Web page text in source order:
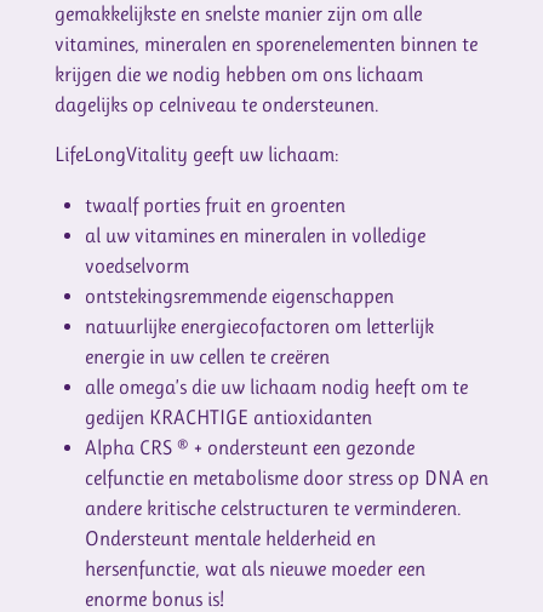
gemakkelijkste en snelste manier zijn om alle
vitamines, mineralen en sporenelementen binnen te
krijgen die we nodig hebben om ons lichaam
dagelijks op celniveau te ondersteunen.
LifeLongVitality geeft uw lichaam:
twaalf porties fruit en groenten
al uw vitamines en mineralen in volledige
voedselvorm
ontstekingsremmende eigenschappen
natuurlijke energiecofactoren om letterlijk
energie in uw cellen te creëren
alle omega’s die uw lichaam nodig heeft om te
gedijen KRACHTIGE antioxidanten
Alpha CRS ® + ondersteunt een gezonde
celfunctie en metabolisme door stress op DNA en
andere kritische celstructuren te verminderen.
Ondersteunt mentale helderheid en
hersenfunctie, wat als nieuwe moeder een
enorme bonus is!